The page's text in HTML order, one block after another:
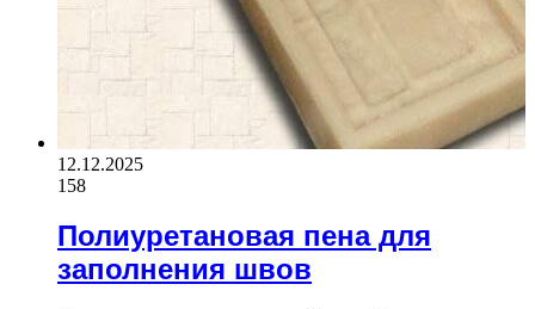
12.12.2025
158
Полиуретановая пена для
заполнения швов